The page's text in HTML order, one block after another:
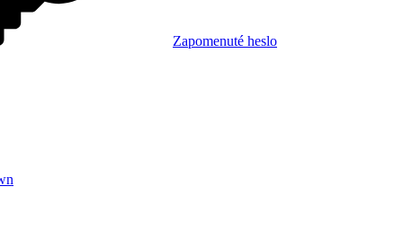
Zapomenuté heslo